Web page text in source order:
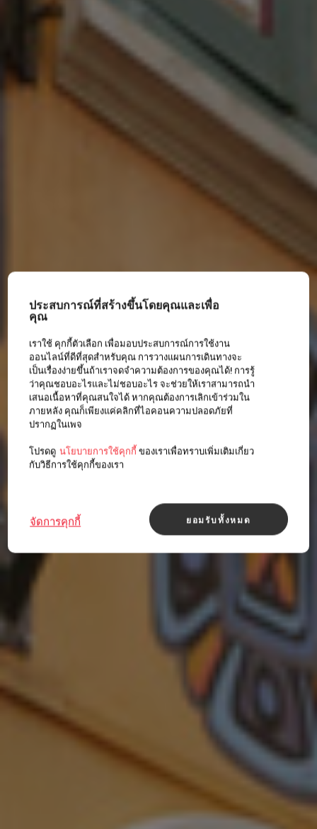
ประสบการณ์ที่สร้างขึ้นโดยคุณและเพื่อ
คุณ
เราใช้ คุกกี้ตัวเลือก เพื่อมอบประสบการณ์การใช้งาน
ออนไลน์ที่ดีที่สุดสำหรับคุณ การวางแผนการเดินทางจะ
เป็นเรื่องง่ายขึ้นถ้าเราจดจำความต้องการของคุณได้! การรู้
ว่าคุณชอบอะไรและไม่ชอบอะไร จะช่วยให้เราสามารถนำ
เสนอเนื้อหาที่คุณสนใจได้ หากคุณต้องการเลิกเข้าร่วมใน
ภายหลัง คุณก็เพียงแค่คลิกที่ไอคอนความปลอดภัยที่
ปรากฏในเพจ
โปรดดู นโยบายการใช้คุกกี้ ของเราเพื่อทราบเพิ่มเติมเกี่ยว
กับวิธีการใช้คุกกี้ของเรา
ยอมรับทั้งหมด
จัดการคุกกี้